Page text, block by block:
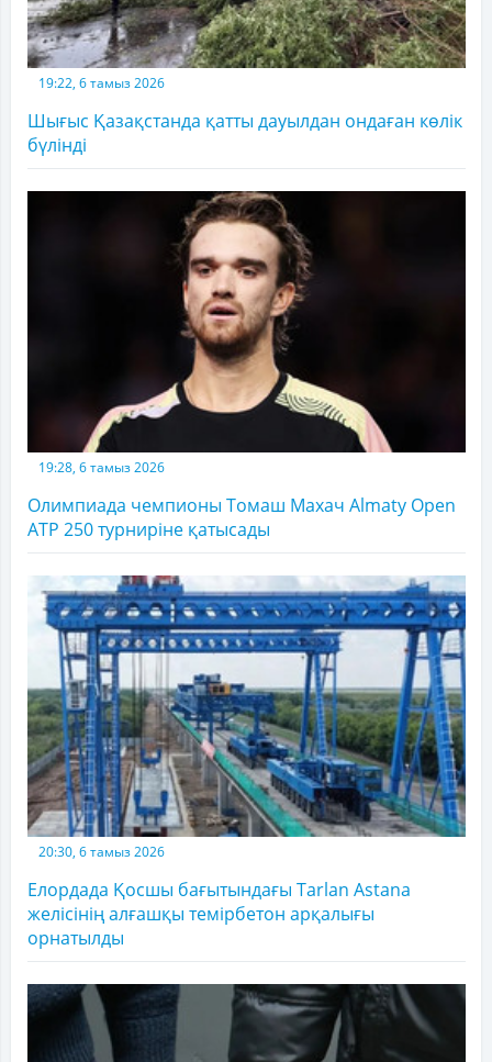
19:22, 6 тамыз 2026
Шығыс Қазақстанда қатты дауылдан ондаған көлік
бүлінді
19:28, 6 тамыз 2026
Олимпиада чемпионы Томаш Махач Almaty Open
ATP 250 турниріне қатысады
20:30, 6 тамыз 2026
Елордада Қосшы бағытындағы Tarlan Astana
желісінің алғашқы темірбетон арқалығы
орнатылды